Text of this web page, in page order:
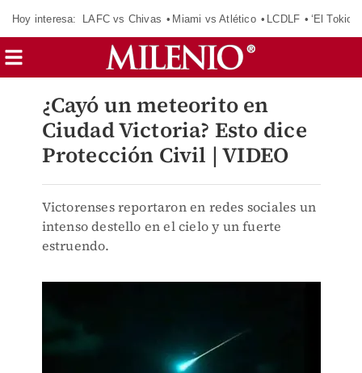
Hoy interesa: LAFC vs Chivas Miami vs Atlético LCDLF ‘El Tokio’
¿Cayó un meteorito en
Ciudad Victoria? Esto dice
Protección Civil | VIDEO
Victorenses reportaron en redes sociales un
intenso destello en el cielo y un fuerte
estruendo.